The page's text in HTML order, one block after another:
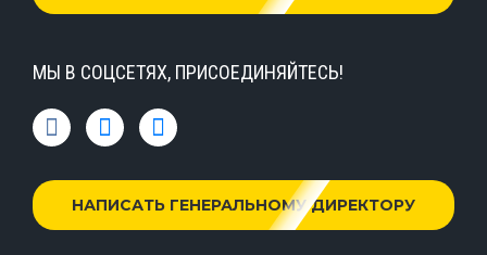
МЫ В СОЦСЕТЯХ, ПРИСОЕДИНЯЙТЕСЬ!
НАПИСАТЬ ГЕНЕРАЛЬНОМУ ДИРЕКТОРУ